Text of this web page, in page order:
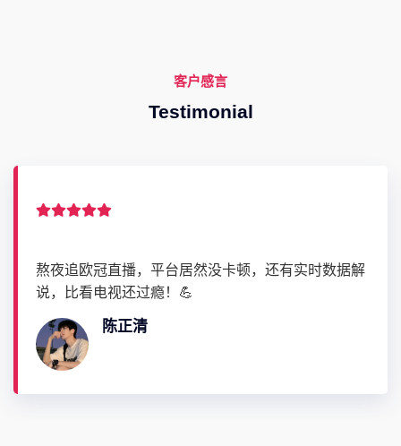
客户感言
Testimonial
熬夜追欧冠直播，平台居然没卡顿，还有实时数据解
说，比看电视还过瘾！💪
陈正清